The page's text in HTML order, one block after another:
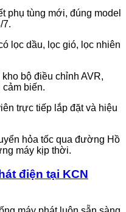
phụ tùng mới, đúng model
7.
lọc dầu, lọc gió, lọc nhiên
kho bộ điều chỉnh AVR,
cảm biến.
trực tiếp lắp đặt và hiệu
hỏa tốc qua đường Hồ
máy kịp thời.
điện tại KCN